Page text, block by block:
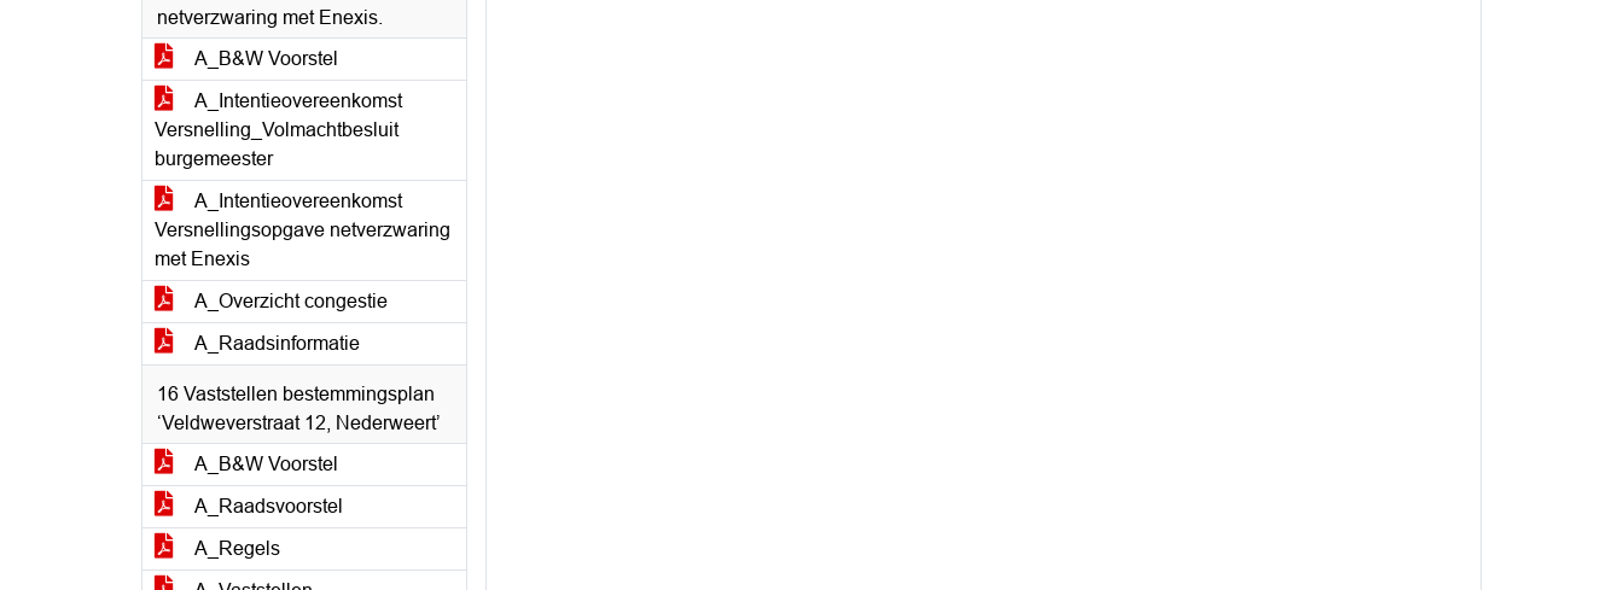
netverzwaring met Enexis.
A_B&W Voorstel
A_Intentieovereenkomst
Versnelling_Volmachtbesluit
burgemeester
A_Intentieovereenkomst
Versnellingsopgave netverzwaring
met Enexis
A_Overzicht congestie
A_Raadsinformatie
16 Vaststellen bestemmingsplan
‘Veldweverstraat 12, Nederweert’
A_B&W Voorstel
A_Raadsvoorstel
A_Regels